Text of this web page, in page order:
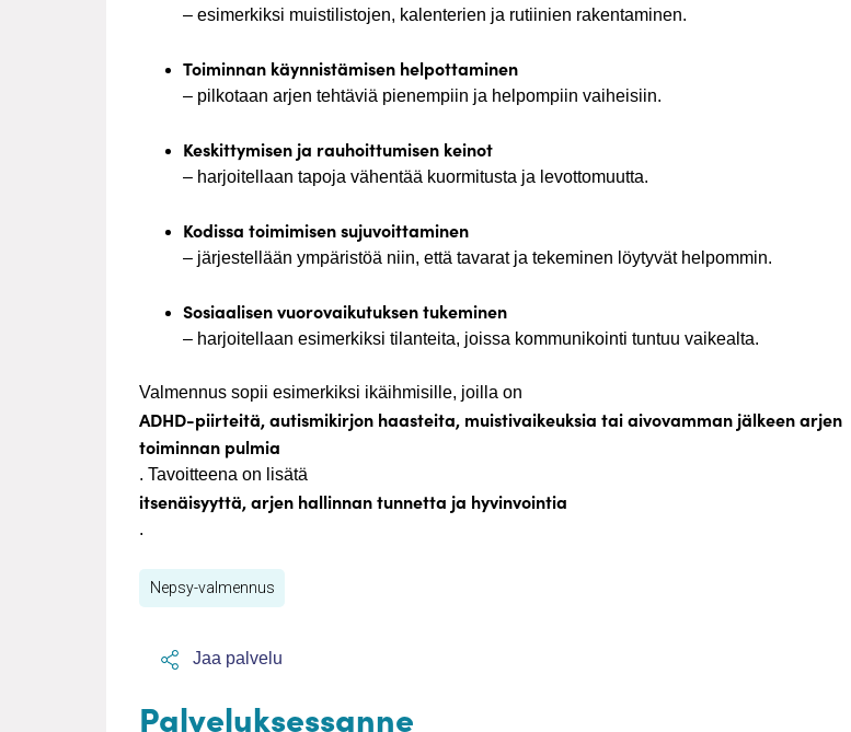
– esimerkiksi muistilistojen, kalenterien ja rutiinien rakentaminen.
Toiminnan käynnistämisen helpottaminen
– pilkotaan arjen tehtäviä pienempiin ja helpompiin vaiheisiin.
Keskittymisen ja rauhoittumisen keinot
– harjoitellaan tapoja vähentää kuormitusta ja levottomuutta.
Kodissa toimimisen sujuvoittaminen
– järjestellään ympäristöä niin, että tavarat ja tekeminen löytyvät helpommin.
Sosiaalisen vuorovaikutuksen tukeminen
– harjoitellaan esimerkiksi tilanteita, joissa kommunikointi tuntuu vaikealta.
Valmennus sopii esimerkiksi ikäihmisille, joilla on
ADHD-piirteitä, autismikirjon haasteita, muistivaikeuksia tai aivovamman jälkeen arjen
toiminnan pulmia
. Tavoitteena on lisätä
itsenäisyyttä, arjen hallinnan tunnetta ja hyvinvointia
.
Nepsy-valmennus
Jaa palvelu
Palveluksessanne